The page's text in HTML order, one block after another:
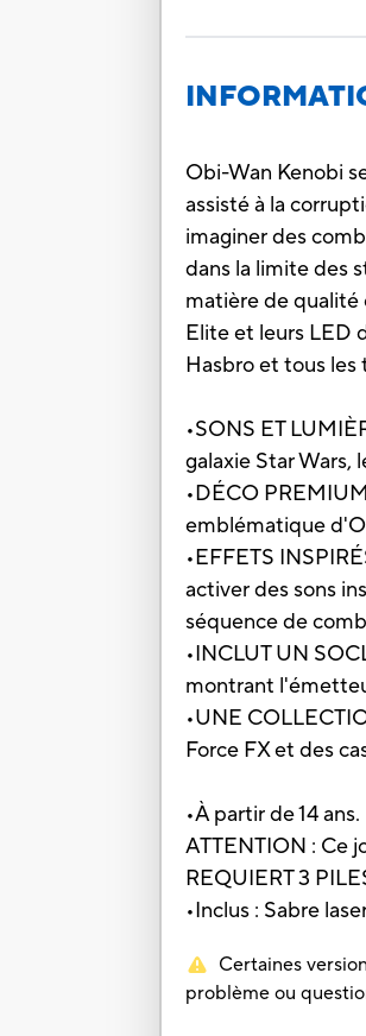
Obi-Wan Kenobi
assisté à la
imaginer des
dans la limite des
matière de qualité
Elite et leurs LED
Hasbro et tous les
•SONS ET
galaxie Star Wars,
•DÉCO
emblématique
•EFFETS
activer des sons
séquence de
•INCLUT UN
montrant
•UNE
Force FX et des
•À partir de 14 ans.
ATTENTION : Ce
REQUIERT 3
•Inclus : Sabre
Certaines
problème ou